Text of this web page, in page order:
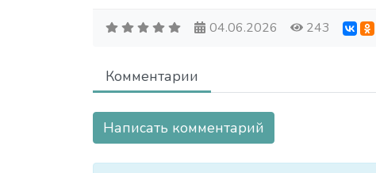
04.06.2026 243
Комментарии
Написать комментарий